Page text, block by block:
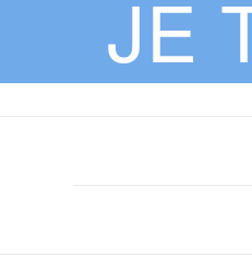
JE